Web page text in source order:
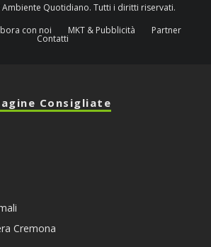
Quotidiano. Tutti i diritti riservati.
con noi MKT & Pubblicità Partner
Contatti
Consigliate
Cremona